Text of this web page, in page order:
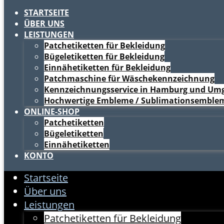
STARTSEITE
ÜBER UNS
LEISTUNGEN
Patchetiketten für Bekleidung
Bügeletiketten für Bekleidung
Einnähetiketten für Bekleidung
Patchmaschine für Wäschekennzeichnung
Kennzeichnungsservice in Hamburg und
Hochwertige Embleme /
ONLINE-SHOP
Patchetiketten
Bügeletiketten
Einnähetiketten
KONTO
Startseite
Über uns
Leistungen
Patchetiketten für Bekleidung